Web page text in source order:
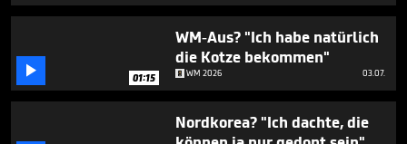
 01:15
WM-Aus? "Ich habe natürlich
die Kotze bekommen"
WM 2026 03.07.
Nordkorea? "Ich dachte, die